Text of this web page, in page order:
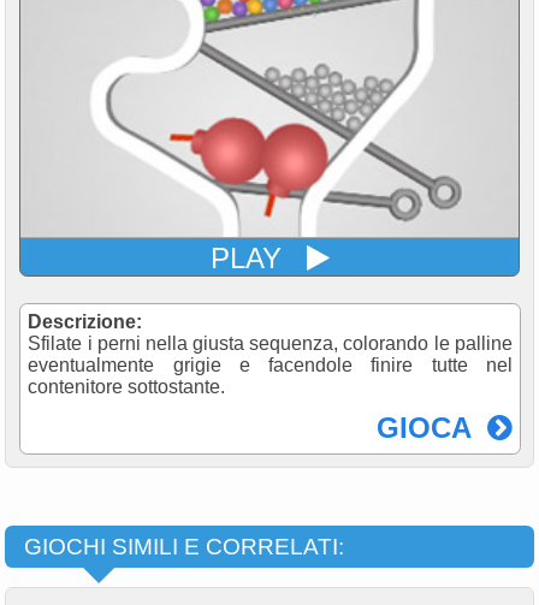
PLAY
Descrizione:
Sfilate i perni nella giusta sequenza, colorando le palline
eventualmente grigie e facendole finire tutte nel
contenitore sottostante.
GIOCA
GIOCHI SIMILI E CORRELATI: